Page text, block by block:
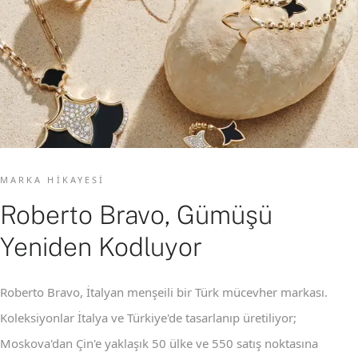
MARKA HIKAYESI
Roberto Bravo, Gümüşü
Yeniden Kodluyor
Roberto Bravo, İtalyan menşeili bir Türk mücevher markası.
Koleksiyonlar İtalya ve Türkiye'de tasarlanıp üretiliyor;
Moskova'dan Çin'e yaklaşık 50 ülke ve 550 satış noktasına